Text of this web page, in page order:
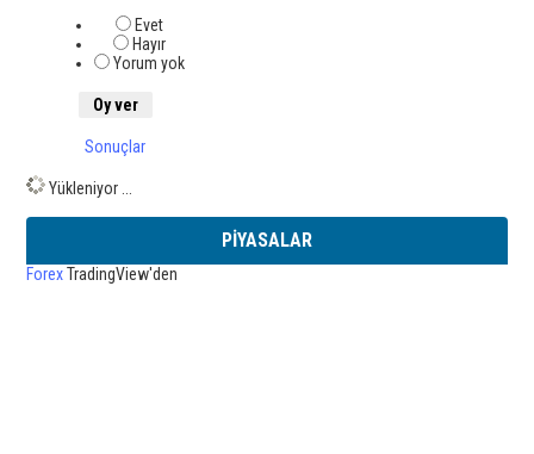
Evet
Hayır
Yorum yok
Sonuçlar
Yükleniyor ...
PİYASALAR
ForexTradingView'den